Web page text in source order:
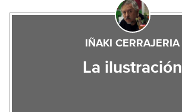
IÑAKI CERRAJERIA
La ilustración